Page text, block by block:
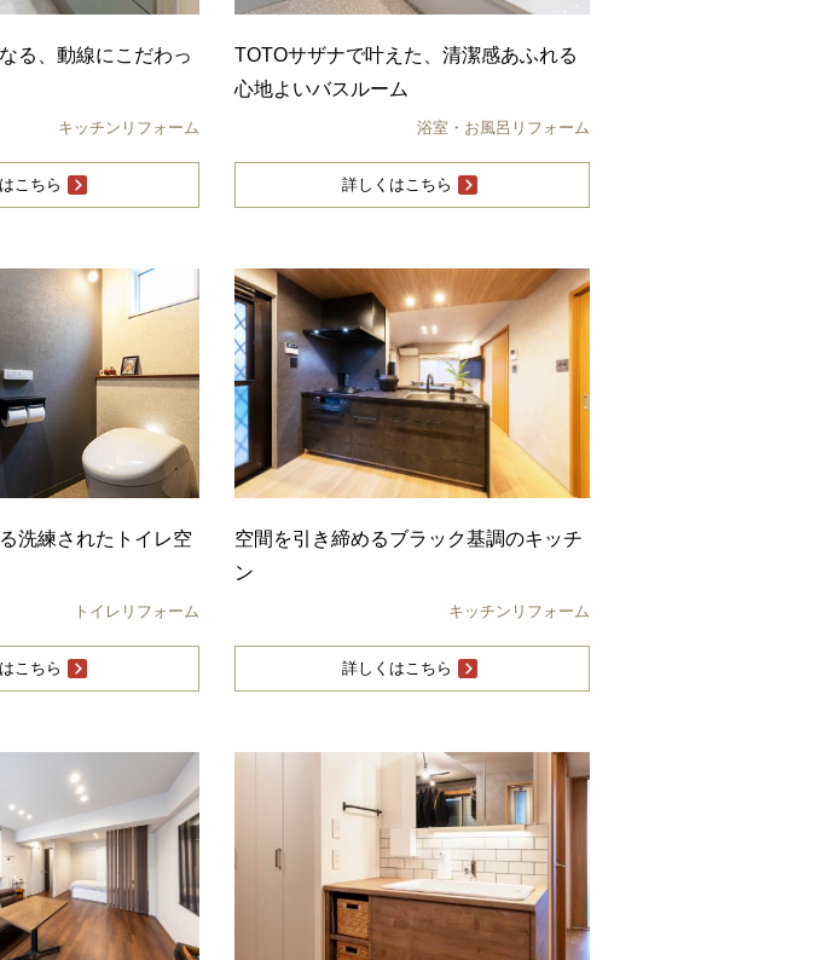
る、動線にこだわっ
キッチンリフォーム
こちら
TOTOサザナで叶えた、清潔感あふれる
心地よいバスルーム
浴室・お風呂リフォーム
詳しくはこちら
洗練されたトイレ空
トイレリフォーム
こちら
空間を引き締めるブラック基調のキッチ
ン
キッチンリフォーム
詳しくはこちら